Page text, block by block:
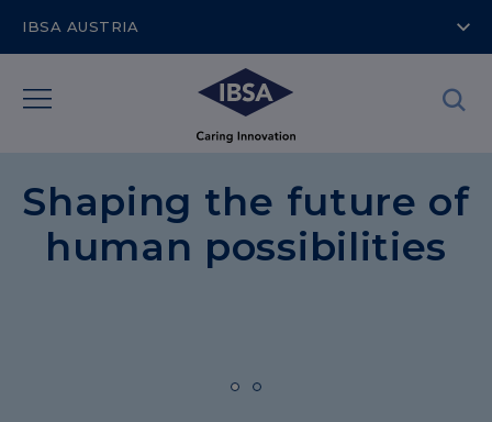
IBSA AUSTRIA
Shaping the future of
human possibilities